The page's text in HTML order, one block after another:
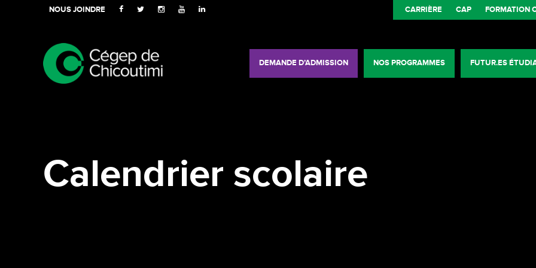
NOUS JOINDRE CARRIÈRE CAP FORMATION
DEMANDE D’ADMISSION NOS PROGRAMMES FUTUR.ES
Calendrier scolaire